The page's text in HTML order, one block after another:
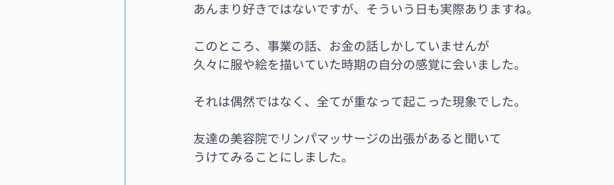
あんまり好きではないですが、そういう日も実際ありますね。
このところ、事業の話、お金の話しかしていませんが
久々に服や絵を描いていた時期の自分の感覚に会いました。
それは偶然ではなく、全てが重なって起こった現象でした。
友達の美容院でリンパマッサージの出張があると聞いて
うけてみることにしました。